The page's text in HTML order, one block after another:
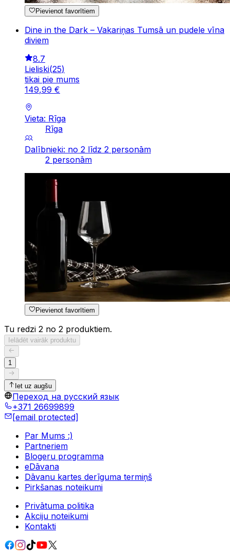
Pievienot favorītiem
Dine in the Dark – Vakariņas Tumsā un pudele vīna
diviem
8.7
Lieliski(25)
tikai pie mums
149,99 €
Vieta: Rīga
Rīga
Dalībnieki: no 2 līdz 2 personām
2 personām
Pievienot favorītiem
Tu redzi 2 no 2 produktiem.
Ielādēt vairāk produktu
1
Iet uz augšu
Переход на русский язык
+371 26699899
[email protected]
Par Mums :)
Partneriem
Blogeru programma
eDāvana
Dāvanu kartes derīguma termiņš
Pirkšanas noteikumi
Privātuma politika
Akciju noteikumi
Kontakti